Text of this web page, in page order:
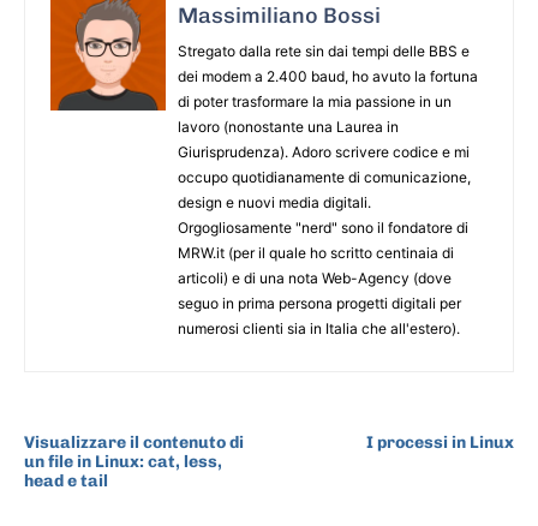
Massimiliano Bossi
Stregato dalla rete sin dai tempi delle BBS e
dei modem a 2.400 baud, ho avuto la fortuna
di poter trasformare la mia passione in un
lavoro (nonostante una Laurea in
Giurisprudenza). Adoro scrivere codice e mi
occupo quotidianamente di comunicazione,
design e nuovi media digitali.
Orgogliosamente "nerd" sono il fondatore di
MRW.it (per il quale ho scritto centinaia di
articoli) e di una nota Web-Agency (dove
seguo in prima persona progetti digitali per
numerosi clienti sia in Italia che all'estero).
Visualizzare il contenuto di
un file in Linux: cat, less,
head e tail
I processi in Linux